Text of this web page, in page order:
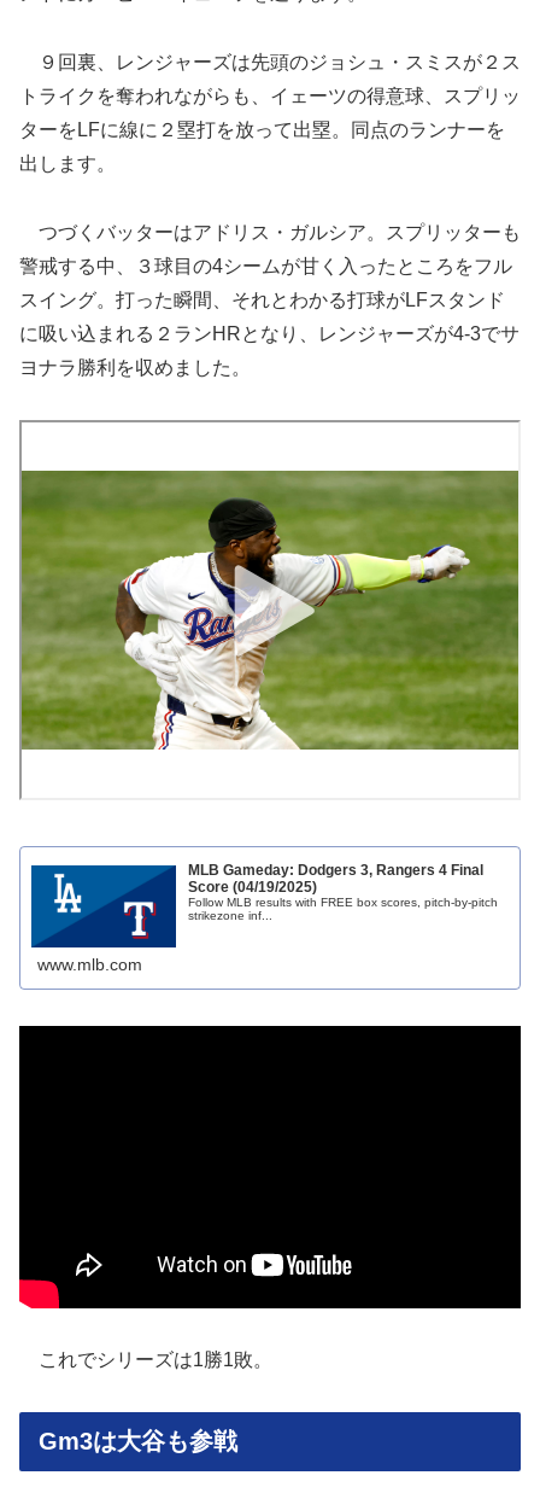
９回裏、レンジャーズは先頭のジョシュ・スミスが２ス
トライクを奪われながらも、イェーツの得意球、スプリッ
ターをLFに線に２塁打を放って出塁。同点のランナーを
出します。
つづくバッターはアドリス・ガルシア。スプリッターも
警戒する中、３球目の4シームが甘く入ったところをフル
スイング。打った瞬間、それとわかる打球がLFスタンド
に吸い込まれる２ランHRとなり、レンジャーズが4-3でサ
ヨナラ勝利を収めました。
MLB Gameday: Dodgers 3, Rangers 4 Final
Score (04/19/2025)
Follow MLB results with FREE box scores, pitch-by-pitch
strikezone inf...
www.mlb.com
これでシリーズは1勝1敗。
Gm3は大谷も参戦